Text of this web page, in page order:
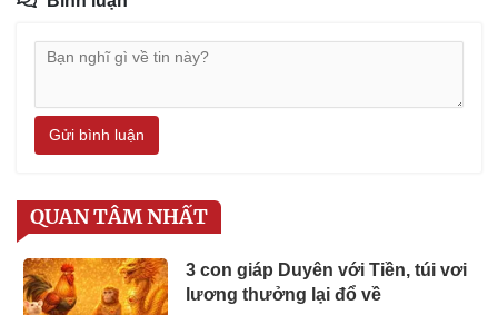
Gửi bình luận
QUAN TÂM NHẤT
3 con giáp Duyên với Tiền, túi vơi
lương thưởng lại đổ về